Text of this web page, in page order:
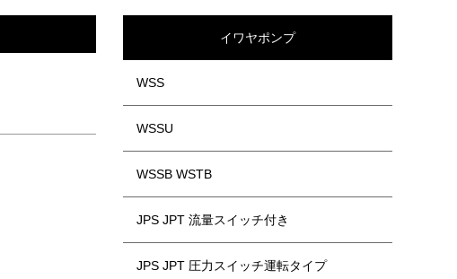
イワヤポンプ
WSS
WSSU
WSSB WSTB
JPS JPT 流量スイッチ付き
JPS JPT 圧力スイッチ運転タイプ